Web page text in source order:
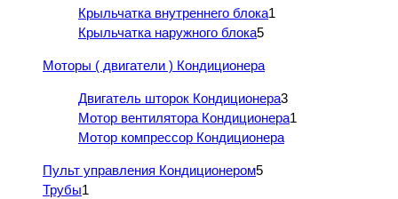
Крыльчатка внутреннего блока1
Крыльчатка наружного блока5
Моторы ( двигатели ) Кондиционера
Двигатель шторок Кондиционера3
Мотор вентилятора Кондиционера1
Мотор компрессор Кондиционера
Пульт управления Кондиционером5
Трубы1